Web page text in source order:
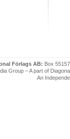
Förlags AB: Box
Group – A part of
An